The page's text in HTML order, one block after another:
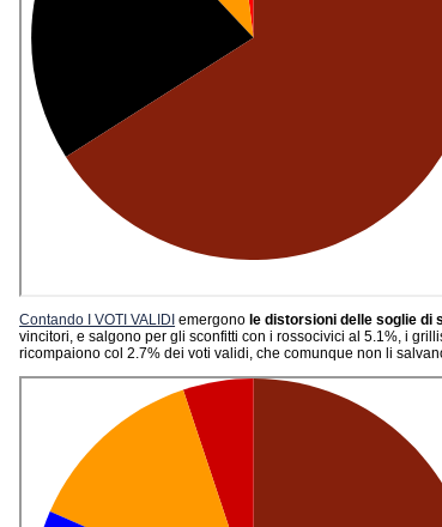
Contando I VOTI VALIDI emergono le distorsioni delle soglie di
vincitori, e salgono per gli sconfitti con i rossocivici al 5.1%, i
ricompaiono col 2.7% dei voti validi, che comunque non li